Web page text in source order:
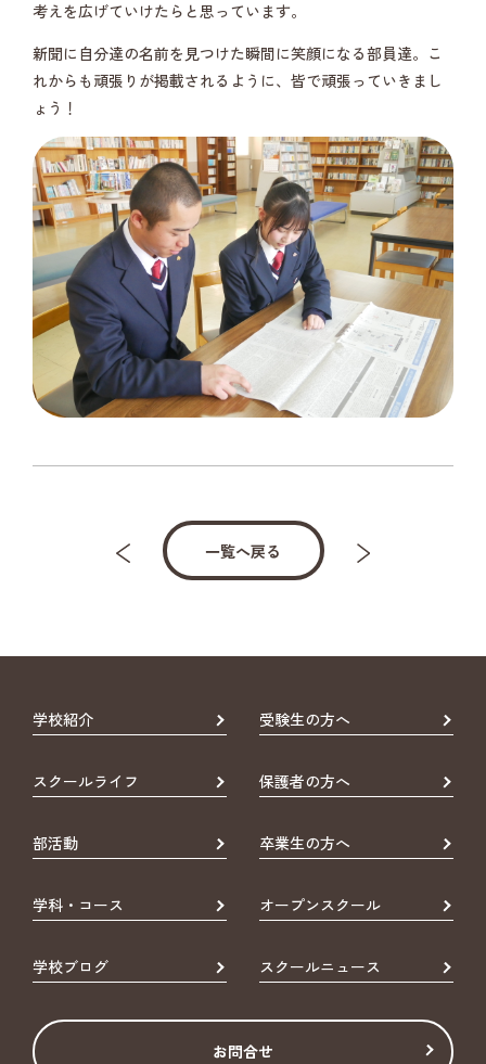
考えを広げていけたらと思っています。
新聞に自分達の名前を見つけた瞬間に笑顔になる部員達。こ
れからも頑張りが掲載されるように、皆で頑張っていきまし
ょう！
一覧へ戻る
学校紹介 受験生の方へ
スクールライフ 保護者の方へ
部活動 卒業生の方へ
学科・コース オープンスクール
学校ブログ スクールニュース
お問合せ